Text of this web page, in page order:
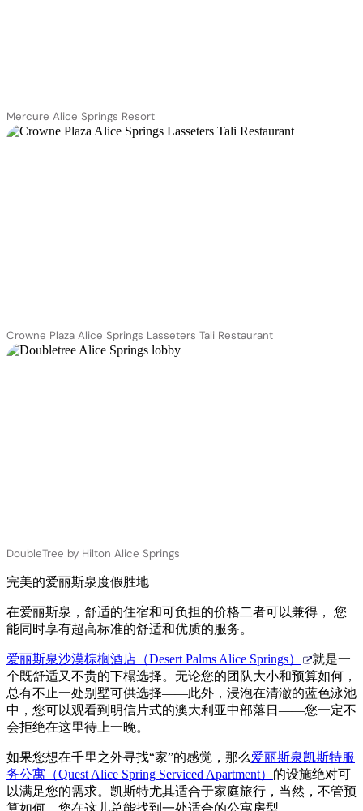
Mercure Alice Springs Resort
Crowne Plaza Alice Springs Lasseters Tali Restaurant
DoubleTree by Hilton Alice Springs
完美的爱丽斯泉度假胜地
在爱丽斯泉，舒适的住宿和可负担的价格二者可以兼得， 您
能同时享有超高标准的舒适和优质的服务。
爱丽斯泉沙漠棕榈酒店（Desert Palms Alice Springs）
就是一
个既舒适又不贵的下榻选择。无论您的团队大小和预算如何，
总有不止一处别墅可供选择——此外，浸泡在清澈的蓝色泳池
中，您可以观看到明信片式的澳大利亚中部落日——您一定不
会拒绝在这里待上一晚。
如果您想在千里之外寻找“家”的感觉，那么爱丽斯泉凯斯特服
务公寓（Quest Alice Spring Serviced Apartment） 的设施绝对可
以满足您的需求。凯斯特尤其适合于家庭旅行，当然，不管预